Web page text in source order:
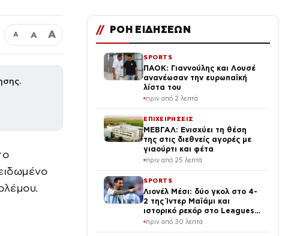
Α Α Α // ΡΟΗ ΕΙΔΗΣΕΩΝ
SPORTS
ΠΑΟΚ: Γιαννούλης και Λουσέ
ανανέωσαν την ευρωπαϊκή
λίστα του
πριν από 2 λεπτά
ΕΠΙΧΕΙΡΗΣΕΙΣ
ΜΕΒΓΑΛ: Ενισχύει τη θέση
της στις διεθνείς αγορές με
γιαούρτι και φέτα
πριν από 25 λεπτά
SPORTS
Λιονέλ Μέσι: δύο γκολ στο 4-
2 της Ίντερ Μαϊάμι και
ιστορικό ρεκόρ στο Leagues
Cup
πριν από 30 λεπτά